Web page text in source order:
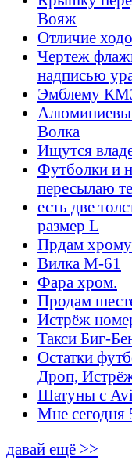
Вояж
Отличие
Чертеж
надписью
Эмблему
Волка
Ищутся
Футболки и
пересылаю
есть две
размер L
Прдам
Вилка М-61
Фара хром.
Продам
Истрёж
Такси Биг-
Остатки
Дроп,
Шатуны с
Мне сегодня
давай ещё >>